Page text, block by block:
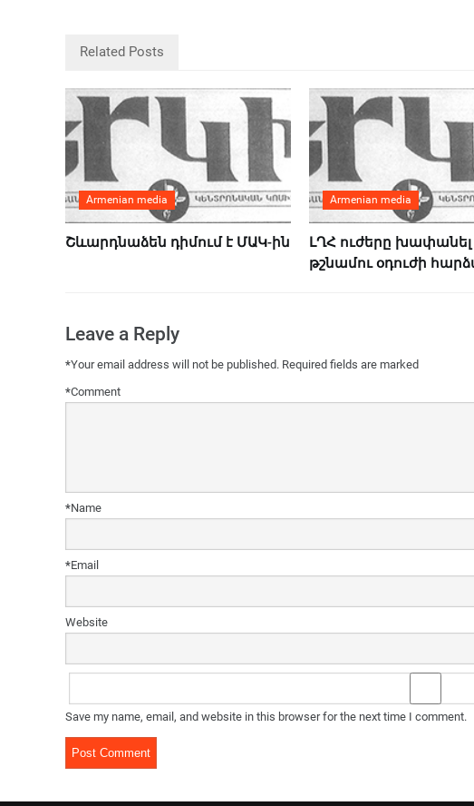
Related Posts
Armenian media
Շևարդնաձեն դիմում է ՄԱԿ-ին
Armenian media
ԼՂՀ ուժերը խափանել
թշնամու օդուժի
Leave a Reply
Your email address will not be published. Required fields are marked
*
Comment
*
Name
*
Email
*
Website
Save my name, email, and website in this browser for the next time I comment.